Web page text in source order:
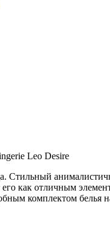
Leo Desire
Стильный
его как отличным
комплектом белья